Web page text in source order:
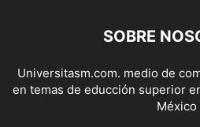
SOBRE
Universitasm.com. medio de
en temas de educción superior
México